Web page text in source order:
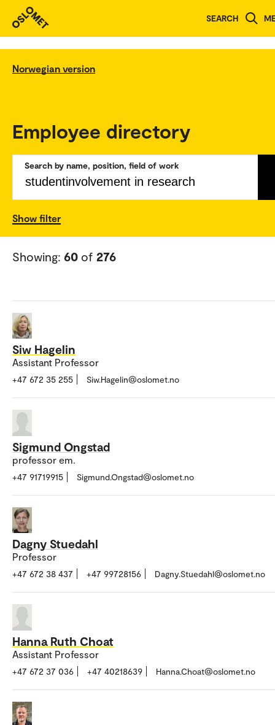
SEARCH
Norwegian version
Employee directory
Search by name, position, field of work
Show filter
Showing: 60 of 276
Siw Hagelin
Assistant Professor
+47 672 35 255 Siw.Hagelin@oslomet.no
Sigmund Ongstad
professor em.
+47 91719915 Sigmund.Ongstad@oslomet.no
Dagny Stuedahl
Professor
+47 672 38 437 +47 99728156 Dagny.Stuedahl@oslomet.no
Hanna Ruth Choat
Assistant Professor
+47 672 37 036 +47 40218639 Hanna.Choat@oslomet.no